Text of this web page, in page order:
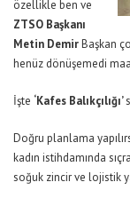
özellikle ben ve
ZTSO Başkanı
Metin DemirBaşkan
henüz dönüşemedi
İşte ‘Kafes Balıkçılığı’
Doğru planlama
kadın istihdamında
soğuk zincir ve lojistik